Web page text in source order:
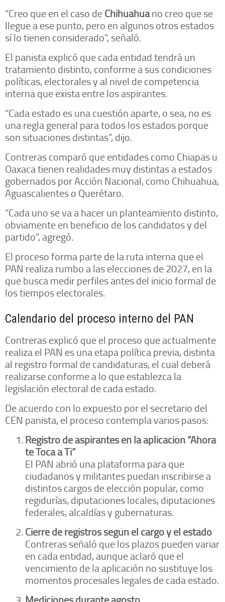
“Creo que en el caso deChihuahuano creo que se
llegue a ese punto, pero en algunos otros estados
sí lo tienen considerado”, señaló.
El panista explicó que cada entidad tendrá un
tratamiento distinto, conforme a sus condiciones
políticas, electorales y al nivel de competencia
interna que exista entre los aspirantes.
“Cada estado es una cuestión aparte, o sea, no es
una regla general para todos los estados porque
son situaciones distintas”, dijo.
Contreras comparó que entidades como Chiapas u
Oaxaca tienen realidades muy distintas a estados
gobernados por Acción Nacional, como Chihuahua,
Aguascalientes o Querétaro.
“Cada uno se va a hacer un planteamiento distinto,
obviamente en beneficio de los candidatos y del
partido”, agregó.
El proceso forma parte de la ruta interna que el
PAN realiza rumbo a las elecciones de 2027, en la
que busca medir perfiles antes del inicio formal de
los tiempos electorales.
Calendario del proceso interno del PAN
Contreras explicó que el proceso que actualmente
realiza el PAN es una etapa política previa, distinta
al registro formal de candidaturas, el cual deberá
realizarse conforme a lo que establezca la
legislación electoral de cada estado.
De acuerdo con lo expuesto por el secretario del
CEN panista, el proceso contempla varios pasos:
Registro de aspirantes en la aplicación “Ahora
te Toca a Ti”
El PAN abrió una plataforma para que
ciudadanos y militantes puedan inscribirse a
distintos cargos de elección popular, como
regidurías, diputaciones locales, diputaciones
federales, alcaldías y gubernaturas.
Cierre de registros según el cargo y el estado
Contreras señaló que los plazos pueden variar
en cada entidad, aunque aclaró que el
vencimiento de la aplicación no sustituye los
momentos procesales legales de cada estado.